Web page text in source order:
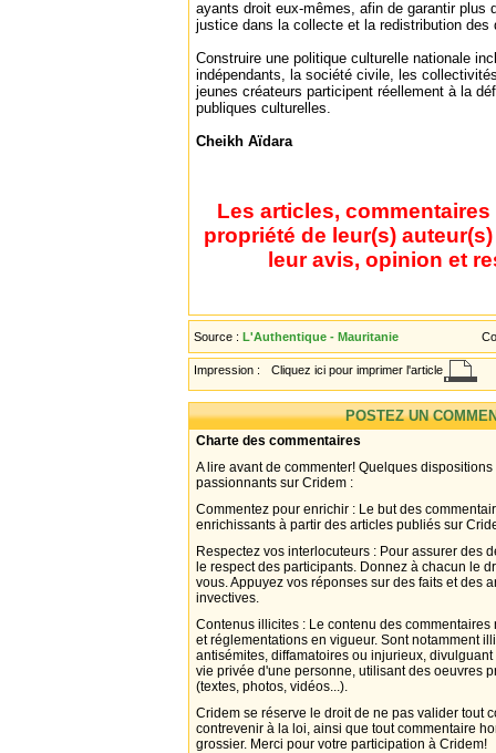
ayants droit eux-mêmes, afin de garantir plus
justice dans la collecte et la redistribution des
Construire une politique culturelle nationale
indépendants, la société civile, les
jeunes créateurs participent réellement à la
publiques culturelles.
Cheikh Aïdara
Les articles,
propriété de leur(s)
leur avis, opinion et
Source : L'Authentique - Mauritanie
Impression : Cliquez ici pour imprimer l'article
POSTEZ UN
Charte des commentaires
A lire avant de commenter! Quelques
passionnants sur Cridem :
Commentez pour enrichir : Le but des
enrichissants à partir des articles publiés sur
Respectez vos interlocuteurs : Pour assurer des
le respect des participants. Donnez à chacun le
vous. Appuyez vos réponses sur des faits et des
invectives.
Contenus illicites : Le contenu des
et réglementations en vigueur. Sont notamment
antisémites, diffamatoires ou injurieux,
vie privée d'une personne, utilisant des oeuvres
(textes, photos, vidéos...).
Cridem se réserve le droit de ne pas valider tout
contrevenir à la loi, ainsi que tout commentaire
grossier. Merci pour votre participation à Cridem!